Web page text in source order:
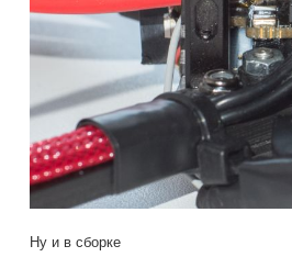
Ну и в сборке